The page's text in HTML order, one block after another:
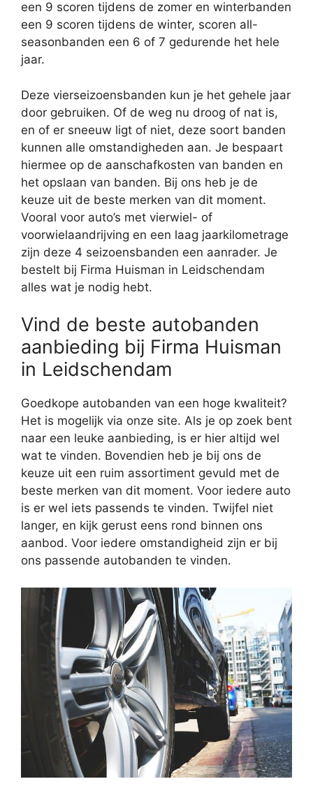
een 9 scoren tijdens de zomer en winterbanden
een 9 scoren tijdens de winter, scoren all-
seasonbanden een 6 of 7 gedurende het hele
jaar.
Deze vierseizoensbanden kun je het gehele jaar
door gebruiken. Of de weg nu droog of nat is,
en of er sneeuw ligt of niet, deze soort banden
kunnen alle omstandigheden aan. Je bespaart
hiermee op de aanschafkosten van banden en
het opslaan van banden. Bij ons heb je de
keuze uit de beste merken van dit moment.
Vooral voor auto’s met vierwiel- of
voorwielaandrijving en een laag jaarkilometrage
zijn deze 4 seizoensbanden een aanrader. Je
bestelt bij Firma Huisman in Leidschendam
alles wat je nodig hebt.
Vind de beste autobanden
aanbieding bij Firma Huisman
in Leidschendam
Goedkope autobanden van een hoge kwaliteit?
Het is mogelijk via onze site. Als je op zoek bent
naar een leuke aanbieding, is er hier altijd wel
wat te vinden. Bovendien heb je bij ons de
keuze uit een ruim assortiment gevuld met de
beste merken van dit moment. Voor iedere auto
is er wel iets passends te vinden. Twijfel niet
langer, en kijk gerust eens rond binnen ons
aanbod. Voor iedere omstandigheid zijn er bij
ons passende autobanden te vinden.